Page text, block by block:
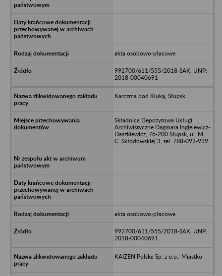
akta osobowo-płacowe
992700/611/555/2018-SAK, UNP:
2018-00040691
Karczma pod Kluką, Słupsk
Składnica Depozytowa Usługi
Archiwistyczne Dagmara Ingielewicz-
Daszkiewicz, 76-200 Słupsk, ul. M.
C. Skłodowskiej 3, tel. 788-093-939
akta osobowo-płacowe
992700/611/555/2018-SAK, UNP:
2018-00040691
KAIZEN Polska Sp. z o.o., Miastko